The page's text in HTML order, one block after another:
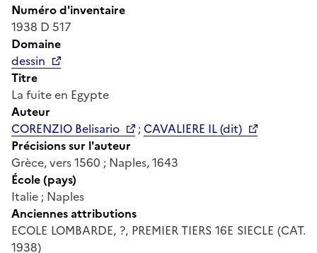
Numéro d'inventaire
1938 D 517
Domaine
dessin
Titre
La fuite en Egypte
Auteur
CORENZIO Belisario
;CAVALIERE IL (dit)
Précisions sur l'auteur
Grèce, vers 1560 ; Naples, 1643
École (pays)
Italie ; Naples
Anciennes attributions
ECOLE LOMBARDE, ?, PREMIER TIERS 16E SIECLE (CAT.
1938)